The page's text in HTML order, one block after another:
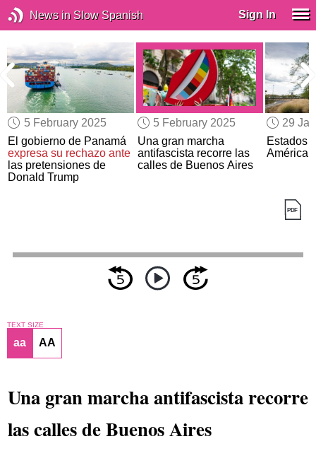
News in Slow Spanish Sign In
5 February 2025
El gobierno de Panamá
expresa su rechazo ante
las pretensiones de
Donald Trump
5 February 2025
Una gran marcha
antifascista recorre las
calles de Buenos Aires
29
Estados
América
TEXT SIZE
aa AA
Una gran marcha antifascista recorre
las calles de Buenos Aires